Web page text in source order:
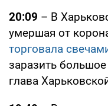
20:09 – В
умершая от
торговала
заразить
глава